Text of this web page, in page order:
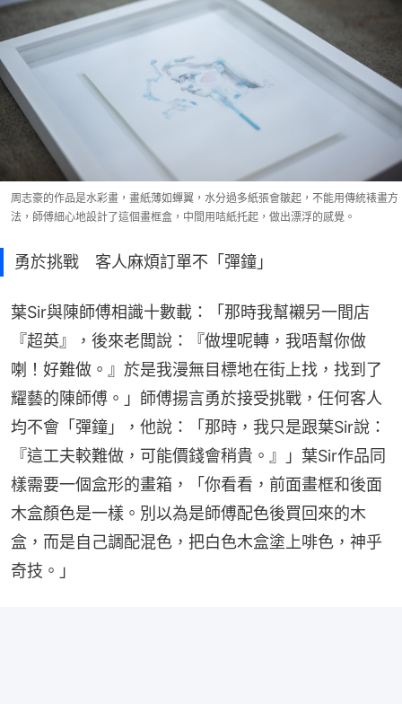
周志豪的作品是水彩畫，畫紙薄如蟬翼，水分過多紙張會皺起，不能用傳統裱畫方
法，師傅細心地設計了這個畫框盒，中間用咭紙托起，做出漂浮的感覺。
勇於挑戰 客人麻煩訂單不「彈鐘」
葉Sir與陳師傅相識十數載：「那時我幫襯另一間店
『超英』，後來老闆說：『做埋呢轉，我唔幫你做
喇！好難做。』於是我漫無目標地在街上找，找到了
耀藝的陳師傅。」師傅揚言勇於接受挑戰，任何客人
均不會「彈鐘」，他說：「那時，我只是跟葉Sir說：
『這工夫較難做，可能價錢會稍貴。』」葉Sir作品同
樣需要一個盒形的畫箱，「你看看，前面畫框和後面
木盒顏色是一樣。別以為是師傅配色後買回來的木
盒，而是自己調配混色，把白色木盒塗上啡色，神乎
奇技。」